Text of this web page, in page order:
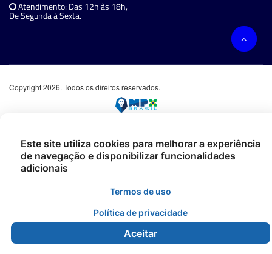
Atendimento: Das 12h às 18h,
De Segunda à Sexta.
Copyright 2026. Todos os direitos reservados.
Este site utiliza cookies para melhorar a experiência
de navegação e disponibilizar funcionalidades
adicionais
Termos de uso
Política de privacidade
Aceitar